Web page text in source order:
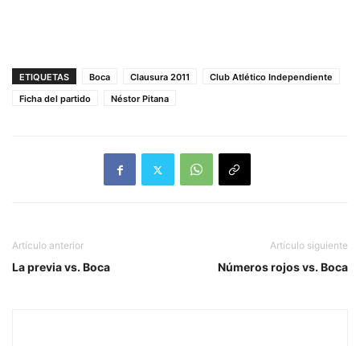
ETIQUETAS Boca Clausura 2011
Club Atlético Independiente
Ficha del partido
Néstor Pitana
Artículo anterior
La previa vs. Boca
Artículo siguiente
Números rojos vs. Boca